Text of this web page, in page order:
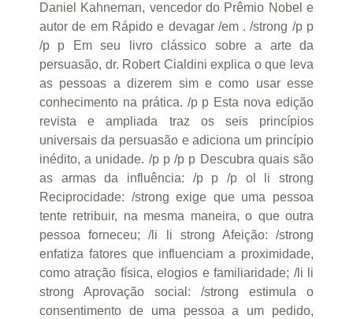
Daniel Kahneman, vencedor do Prêmio Nobel e
autor de em Rápido e devagar /em . /strong /p p
/p p Em seu livro clássico sobre a arte da
persuasão, dr. Robert Cialdini explica o que leva
as pessoas a dizerem sim e como usar esse
conhecimento na prática. /p p Esta nova edição
revista e ampliada traz os seis princípios
universais da persuasão e adiciona um princípio
inédito, a unidade. /p p /p p Descubra quais são
as armas da influência: /p p /p ol li strong
Reciprocidade: /strong exige que uma pessoa
tente retribuir, na mesma maneira, o que outra
pessoa forneceu; /li li strong Afeição: /strong
enfatiza fatores que influenciam a proximidade,
como atração física, elogios e familiaridade; /li li
strong Aprovação social: /strong estimula o
consentimento de uma pessoa a um pedido,